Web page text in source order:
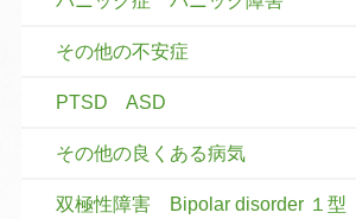
その他の不安症
PTSD ASD
その他の良くある病気
双極性障害 Bipolar disorder １